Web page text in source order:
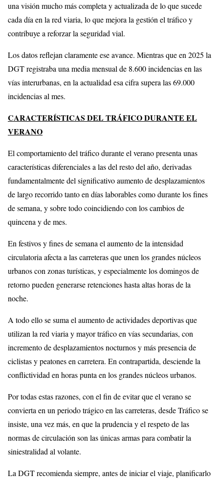
una visión mucho más completa y actualizada de lo que sucede
cada día en la red viaria, lo que mejora la gestión el tráfico y
contribuye a reforzar la seguridad vial.
Los datos reflejan claramente ese avance. Mientras que en 2025 la
DGT registraba una media mensual de 8.600 incidencias en las
vías interurbanas, en la actualidad esa cifra supera las 69.000
incidencias al mes.
CARACTERÍSTICAS DEL TRÁFICO DURANTE EL
VERANO
El comportamiento del tráfico durante el verano presenta unas
características diferenciales a las del resto del año, derivadas
fundamentalmente del significativo aumento de desplazamientos
de largo recorrido tanto en días laborables como durante los fines
de semana, y sobre todo coincidiendo con los cambios de
quincena y de mes.
En festivos y fines de semana el aumento de la intensidad
circulatoria afecta a las carreteras que unen los grandes núcleos
urbanos con zonas turísticas, y especialmente los domingos de
retorno pueden generarse retenciones hasta altas horas de la
noche.
A todo ello se suma el aumento de actividades deportivas que
utilizan la red viaria y mayor tráfico en vías secundarias, con
incremento de desplazamientos nocturnos y más presencia de
ciclistas y peatones en carretera. En contrapartida, desciende la
conflictividad en horas punta en los grandes núcleos urbanos.
Por todas estas razones, con el fin de evitar que el verano se
convierta en un periodo trágico en las carreteras, desde Tráfico se
insiste, una vez más, en que la prudencia y el respeto de las
normas de circulación son las únicas armas para combatir la
siniestralidad al volante.
La DGT recomienda siempre, antes de iniciar el viaje, planificarlo